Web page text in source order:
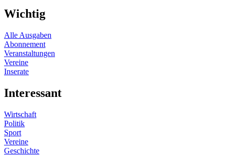
Wichtig
Alle Ausgaben
Abonnement
Veranstaltungen
Vereine
Inserate
Interessant
Wirtschaft
Politik
Sport
Vereine
Geschichte